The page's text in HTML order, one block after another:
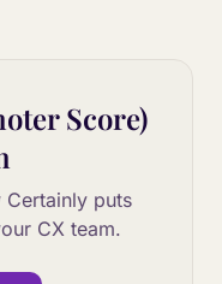
Score)
Certainly puts
CX team.